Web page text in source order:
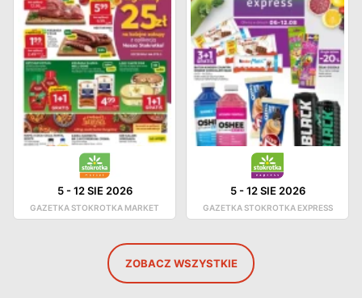
5-12 SIE 2026
GAZETKA STOKROTKA MARKET
5-12 SIE 2026
GAZETKA STOKROTKA EXPRESS
ZOBACZ WSZYSTKIE